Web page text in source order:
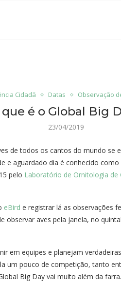
Cidadã Datas Observação
que é o Global Big
23/04/2019
de todos os cantos do mundo se
e aguardado dia é conhecido como
pelo Laboratório de Ornitologia de
eBird e registrar lá as observações
observar aves pela janela, no
em equipes e planejam
um pouco de competição, tanto
Big Day vai muito além da